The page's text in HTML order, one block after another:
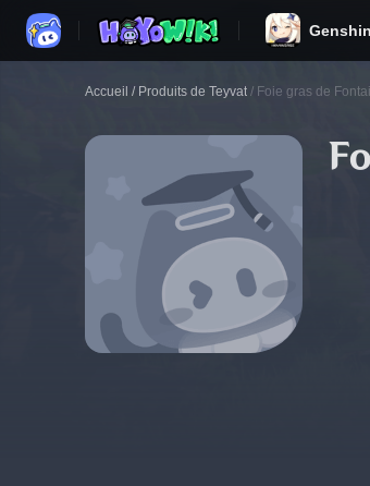
Accueil / Produits de Teyvat / Foie gras de